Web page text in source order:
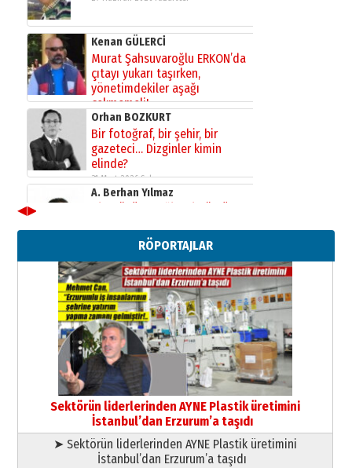
çıtayı yukarı taşırken,
yönetimdekiler aşağı
çekmemeli!
17 Şubat 2026 SalıOrhan BOZKURT
Bir fotoğraf, bir şehir, bir
gazeteci… Dizginler kimin
elinde?
31 Mart 2026 Salı
A. Berhan Yılmaz
BİR BÖLÜM DEĞİL, BİR ÖMÜR
SEÇİYORSUNUZ… “NEDEN
ATATÜRK ÜNİVERSİTESİ?”
28 Temmuz 2026 Salı
Ahmed Yesevi’den bir Alperen…
”Reisimiz” idi… Hakka yürüdü.!
26 Mart 2026 Perşembe
Cem Bakırcı
Ardında bıraktığı hatıralarıyla
gönül adamı Faruk Terzioğlu!
13 Mayıs 2026 Çarşamba
Esat BİNDESEN
Başkan Sekmen’den Erzurum’a
bir vizyon proje daha!
02 Ağustos 2026 Pazar
◀▶
RÖPORTAJLAR
Sektörün liderlerinden AYNE Plastik üretimini
İstanbul’dan Erzurum’a taşıdı
➤ Sektörün liderlerinden AYNE Plastik üretimini
İstanbul’dan Erzurum’a taşıdı